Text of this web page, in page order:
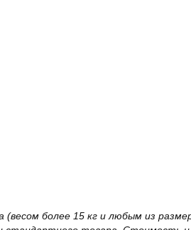
более 15 кг и любым из